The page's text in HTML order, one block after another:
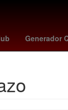
Generador
en vivo necaxa